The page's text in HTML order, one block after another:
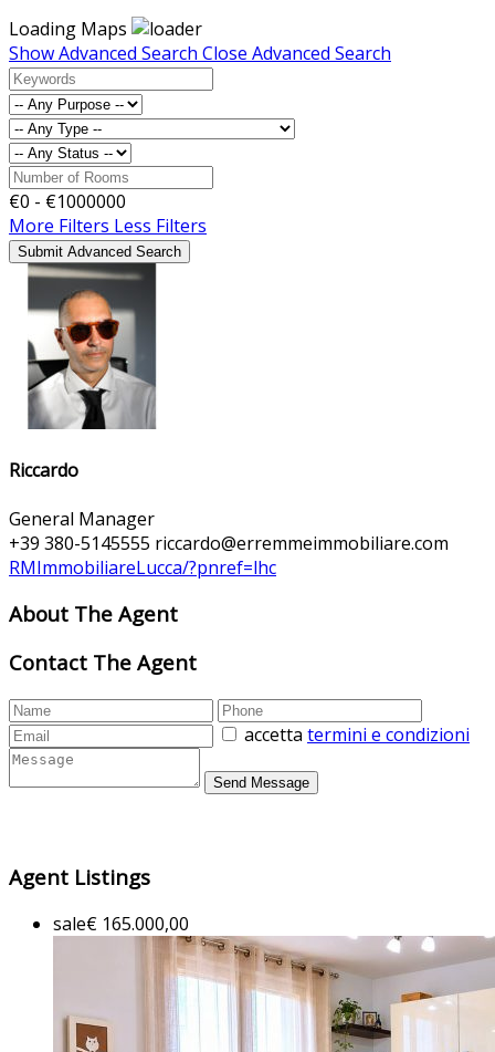
Loading Maps
Show Advanced Search Close Advanced Search
€0 - €1000000
More Filters Less Filters
Riccardo
General Manager
+39 380-5145555 riccardo@erremmeimmobiliare.com
RMImmobiliareLucca/?pnref=lhc
About The Agent
Contact The Agent
accetta termini e condizioni
Agent Listings
sale€ 165.000,00